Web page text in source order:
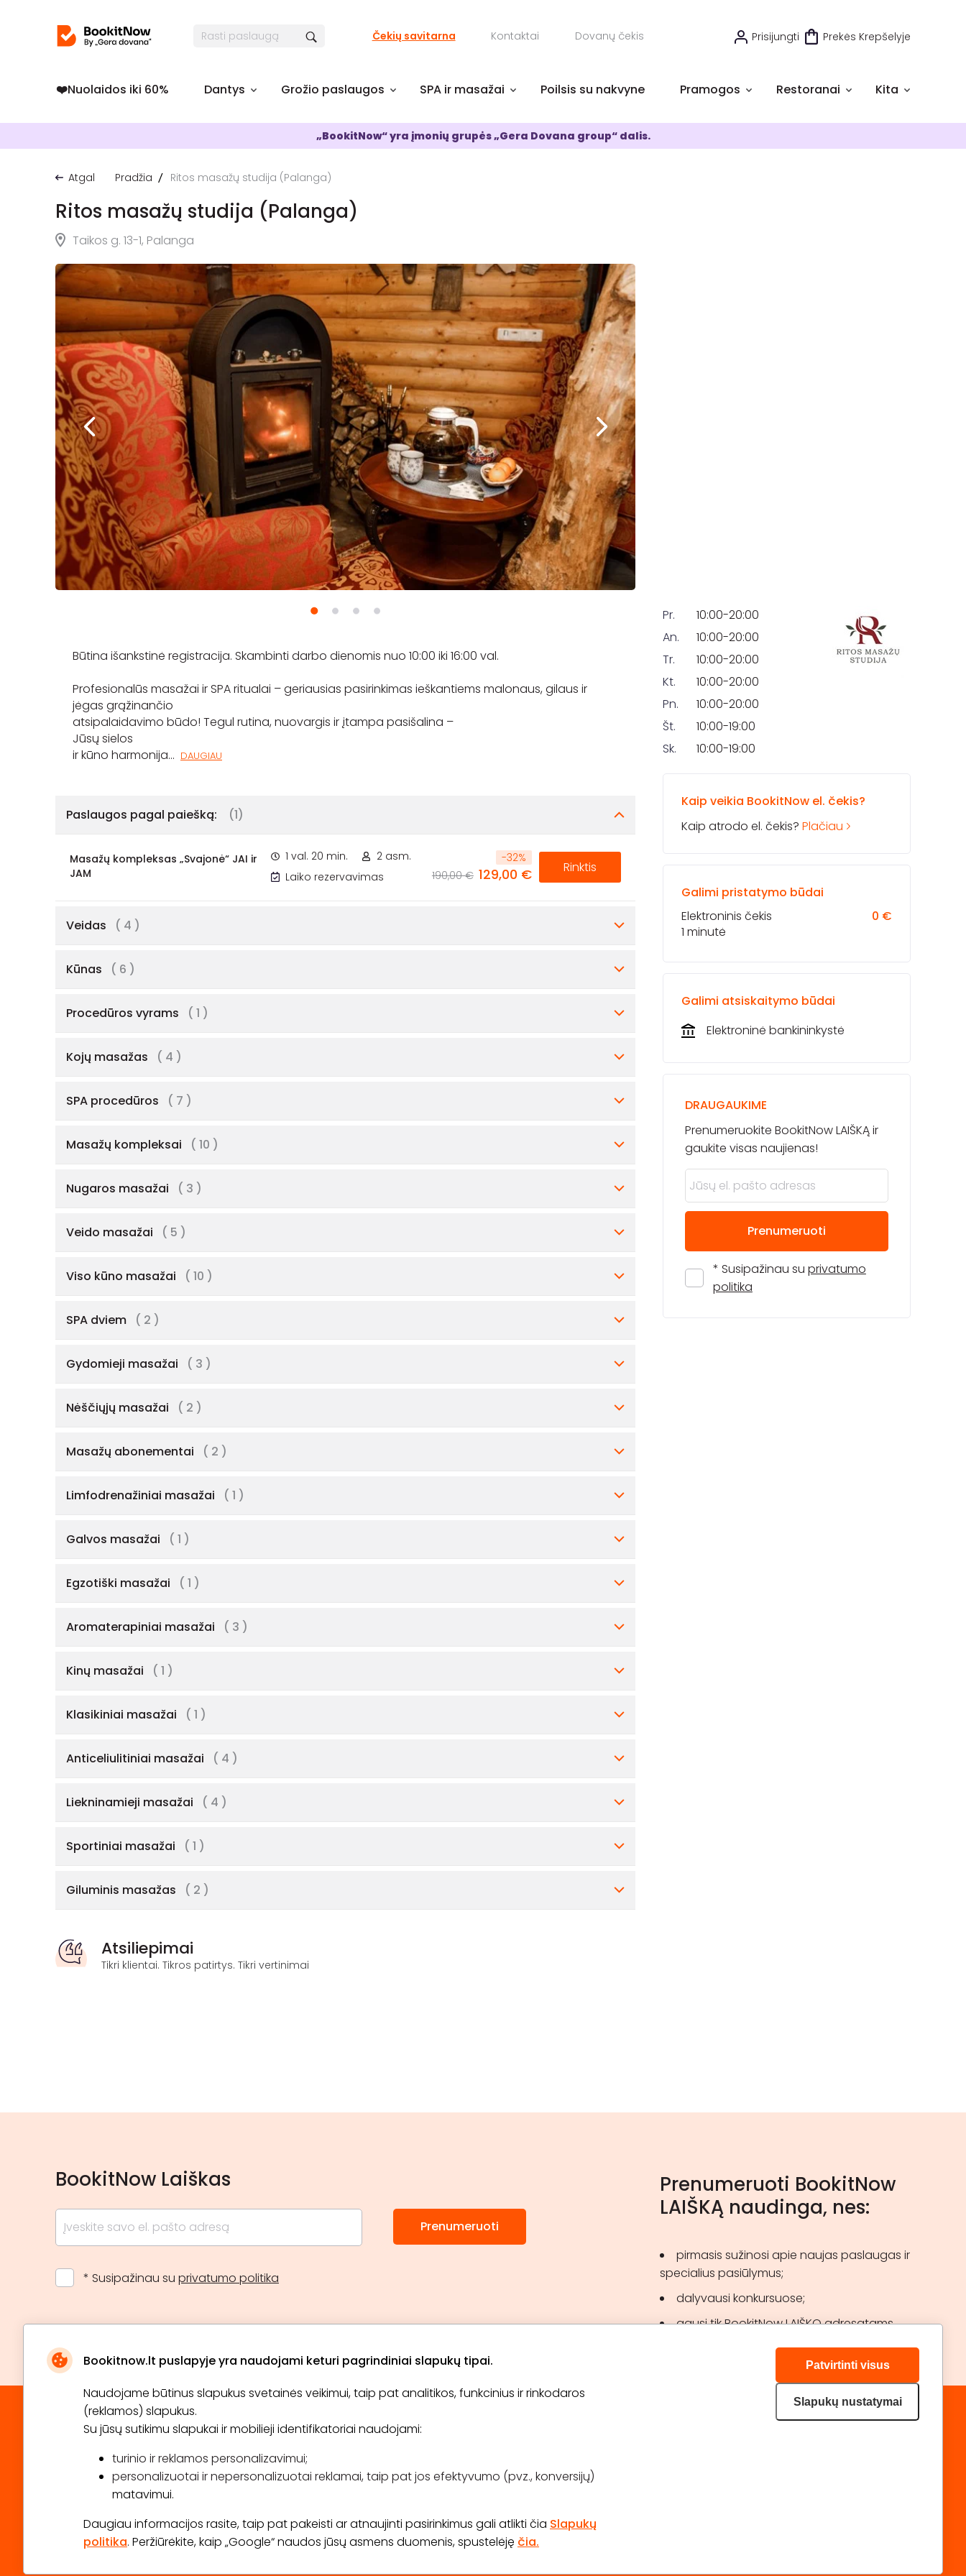
Bookitnow.lt puslapyje yra naudojami keturi pagrindiniai slapukų tipai.
Naudojame būtinus slapukus svetainės veikimui, taip pat analitikos, funkcinius ir rinkodaros
(reklamos) slapukus.
Su jūsų sutikimu slapukai ir mobilieji identifikatoriai naudojami:
turinio ir reklamos personalizavimui;
personalizuotai ir nepersonalizuotai reklamai, taip pat jos efektyvumo (pvz., konversijų)
matavimui.
Daugiau informacijos rasite, taip pat pakeisti ar atnaujinti pasirinkimus gali atlikti čia Slapukų
politika. Peržiūrėkite, kaip „Google“ naudos jūsų asmens duomenis, spustelėję čia.
Patvirtinti visus
Slapukų nustatymai
Čekių savitarna Kontaktai Dovanų čekis Prisijungti Prekės Krepšelyje
❤️️Nuolaidos iki 60% Dantys Grožio paslaugos SPA ir masažai Poilsis su nakvyne Pramogos Restoranai Kita
„BookitNow“ yra įmonių grupės „Gera Dovana group“ dalis.
Atgal Pradžia Ritos masažų studija (Palanga)
Ritos masažų studija (Palanga)
Taikos g. 13-1, Palanga
Būtina išankstinė registracija. Skambinti darbo dienomis nuo 10:00 iki 16:00 val.
Profesionalūs masažai ir SPA ritualai – geriausias pasirinkimas ieškantiems malonaus, gilaus ir
jėgas grąžinančio
atsipalaidavimo būdo! Tegul rutina, nuovargis ir įtampa pasišalina –
Jūsų sielos
ir kūno harmonija... DAUGIAU
Paslaugos pagal paiešką: (1)
Masažų kompleksas „Svajonė“ JAI ir
JAM
1 val. 20 min.
2 asm.
Laiko rezervavimas
-32%
190,00 € 129,00 € Rinktis
Veidas ( 4 )
Kūnas ( 6 )
Procedūros vyrams ( 1 )
Kojų masažas ( 4 )
SPA procedūros ( 7 )
Masažų kompleksai ( 10 )
Nugaros masažai ( 3 )
Veido masažai ( 5 )
Viso kūno masažai ( 10 )
SPA dviem ( 2 )
Gydomieji masažai ( 3 )
Nėščiųjų masažai ( 2 )
Masažų abonementai ( 2 )
Limfodrenažiniai masažai ( 1 )
Galvos masažai ( 1 )
Egzotiški masažai ( 1 )
Aromaterapiniai masažai ( 3 )
Kinų masažai ( 1 )
Klasikiniai masažai ( 1 )
Anticeliulitiniai masažai ( 4 )
Liekninamieji masažai ( 4 )
Sportiniai masažai ( 1 )
Giluminis masažas ( 2 )
Atsiliepimai
Tikri klientai. Tikros patirtys. Tikri vertinimai
Pr.
10:00-20:00
An.
10:00-20:00
Tr.
10:00-20:00
Kt.
10:00-20:00
Pn.
10:00-20:00
Št.
10:00-19:00
Sk.
10:00-19:00
Kaip veikia BookitNow el. čekis?
Kaip atrodo el. čekis? Plačiau
Galimi pristatymo būdai
0 €
Elektroninis čekis
1 minutė
Galimi atsiskaitymo būdai
Elektroninė bankininkystė
DRAUGAUKIME
Prenumeruokite BookitNow LAIŠKĄ ir
gaukite visas naujienas!
Prenumeruoti
* Susipažinau su privatumo
politika
BookitNow Laiškas
* Susipažinau su privatumo politika
Prenumeruoti
Prenumeruoti BookitNow
LAIŠKĄ naudinga, nes:
pirmasis sužinosi apie naujas paslaugas ir
specialius pasiūlymus;
dalyvausi konkursuose;
gausi tik BookitNow LAIŠKO adresatams
TINKLARAŠTIS
Pirkimo taisyklės
Kontaktai
DRAUGAUKIME: